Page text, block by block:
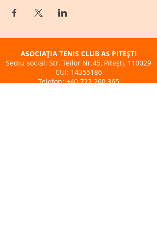
ASOCIAȚIA TENIS CLUB AS PITEȘTI
Sediu social: Str. Teilor Nr.45, Pitești, 110029
CUI: 14355186
Telefon:+40 722 260 365